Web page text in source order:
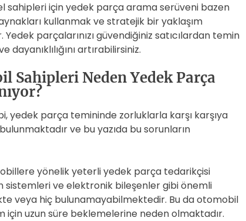
sahipleri için yedek parça arama serüveni bazen
kullanmak ve stratejik bir yaklaşım
parçalarınızı güvendiğiniz satıcılardan temin
dayanıklılığını artırabilirsiniz.
Sahipleri Neden Yedek Parça
yedek parça temininde zorluklarla karşı karşıya
ve bu yazıda bu sorunların
yönelik yeterli yedek parça tedarikçisi
sistemleri ve elektronik bileşenler gibi önemli
veya hiç bulunamayabilmektedir. Bu da otomobil
için uzun süre beklemelerine neden olmaktadır.